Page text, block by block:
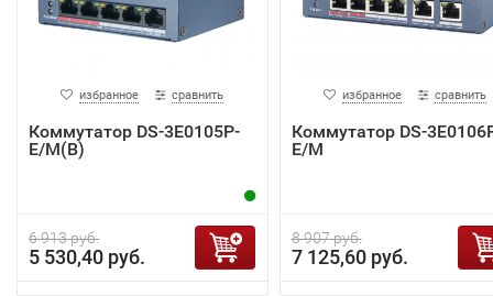
избранное сравнить
Коммутатор DS-3E0105P-
E/M(B)
6 913 руб.
5 530,40 руб.
избранное сравнить
Коммутатор DS-
E/M
8 907 руб.
7 125,60 руб.